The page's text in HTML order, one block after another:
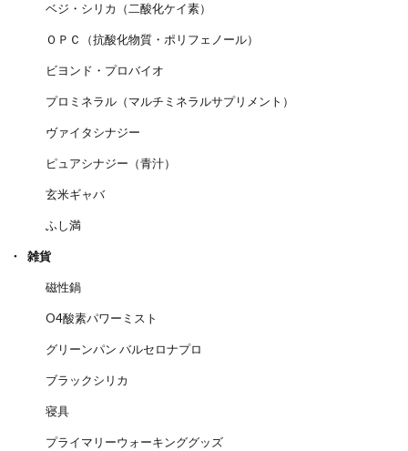
ベジ・シリカ（二酸化ケイ素）
ＯＰＣ（抗酸化物質・ポリフェノール）
ビヨンド・プロバイオ
プロミネラル（マルチミネラルサプリメント）
ヴァイタシナジー
ピュアシナジー（青汁）
玄米ギャバ
ふし満
雑貨
磁性鍋
O4酸素パワーミスト
グリーンパン バルセロナプロ
ブラックシリカ
寝具
プライマリーウォーキンググッズ